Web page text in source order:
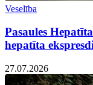
Veselība
Pasaules
hepatīta
27.07.2026